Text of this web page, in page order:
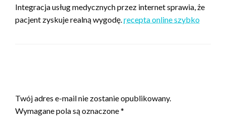
Integracja usług medycznych przez internet sprawia, że
pacjent zyskuje realną wygodę.recepta online szybko
Twój adres e-mail nie zostanie opublikowany.
Wymagane pola są oznaczone*